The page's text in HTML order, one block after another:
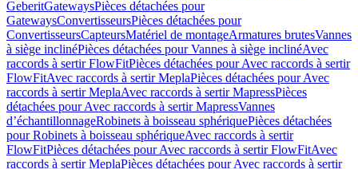
GeberitGatewaysPièces détachées pour
GatewaysConvertisseursPièces détachées pour
ConvertisseursCapteursMatériel de montageArmatures brutesVannes
à siège inclinéPièces détachées pour Vannes à siège inclinéAvec
raccords à sertir FlowFitPièces détachées pour Avec raccords à sertir
FlowFitAvec raccords à sertir MeplaPièces détachées pour Avec
raccords à sertir MeplaAvec raccords à sertir MapressPièces
détachées pour Avec raccords à sertir MapressVannes
d’échantillonnageRobinets à boisseau sphériquePièces détachées
pour Robinets à boisseau sphériqueAvec raccords à sertir
FlowFitPièces détachées pour Avec raccords à sertir FlowFitAvec
raccords à sertir MeplaPièces détachées pour Avec raccords à sertir